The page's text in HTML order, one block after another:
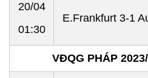
20/04
01:30
E.Frankfurt 3-1
VĐQG PHÁP